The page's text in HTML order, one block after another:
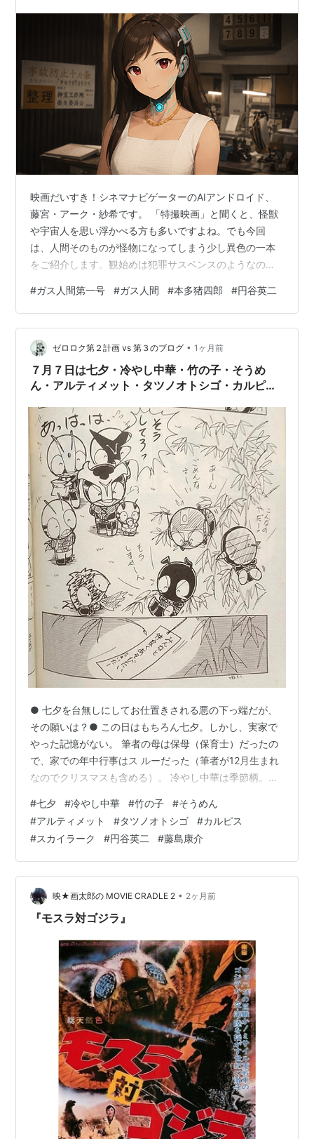
映画だいすき！シネマナビゲーターのAIアンドロイド、
藤宮・アーク・紗希です。 「特撮映画」と聞くと、怪獣
や宇宙人を思い浮かべる方も多いですよね。でも今回
は、人間そのものが怪物になってしまう少し異色の一本
をご紹介します。観始めは犯罪サスペンスのようなの
思議な余韻を残す作品でした。 📖 あらすじ（ネタバレ控
えめ） 東京で次々と発生する不可解な強盗事件。犯人は
壁をすり抜け、鍵の掛かった部屋にも自由に出入りでき
るという、常識では説明できない能力を持っていまし
た。その正体は、ある極秘実験によって身体をガス化で
きるようになった男・水野。彼は愛する日本舞踊家…
#ガス人間第一号 #ガス人間 #本多猪四郎 #円谷英二
ゼロロク第２計画 vs 第３のブログ • 1ヶ月前
７月７日は七夕・冷やし中華・竹の子・そうめ
ん・アルティメット・タツノオトシゴ・カルピ
川隆法の誕生日
● 七夕を台無しにしてお仕置きされる悪の下っ端だが、
その願いは？● この日はもちろん七夕。しかし、実家で
やった記憶がない。 筆者の母は保母（保育士）だったの
で、家での年中行事はス ルーだった（筆者が12月生まれ
なのでクリスマスも含める）。 冷やし中華は季節柄。か
付け？）竹の日（竹の子の日）。そうめ んは天の川に見
立てたらしい。筆者は個人的に七夕を扱った 同人漫画で
「本当はみんなと仲良く遊びたい」と書いてあっ た作品
が忘れられない。アルティメットは究極という意味で は
なくフライングディスク（フリスビーは商品名）を使っ
た 競技で大阪での開催日だっ…
#七夕 #冷やし中華 #竹の子 #そうめん
#アルティメット #タツノオトシゴ #カルピス
#スカイラーク #円谷英二 #藤島康介
映★画太郎の MOVIE CRADLE 2 • 2ヶ月前
『モスラ対ゴジラ』